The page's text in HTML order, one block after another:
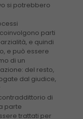
si potrebbero
parti
e quindi
e può essere
di un
del resto,
dal giudice,
di
parte
trattati per